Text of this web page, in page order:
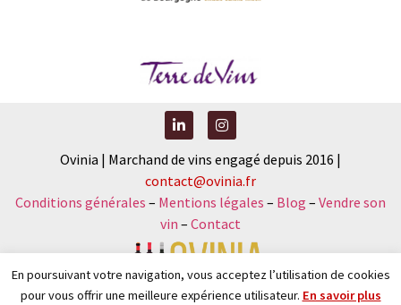
Ovinia | Marchand de vins engagé depuis 2016 |
contact@ovinia.fr
Conditions générales – Mentions légales – Blog – Vendre son
vin – Contact
En poursuivant votre navigation, vous acceptez l’utilisation de cookies
pour vous offrir une meilleure expérience utilisateur. En savoir plus